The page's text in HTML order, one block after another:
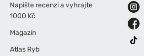
Napište recenzi a vyhrajte
1000 Kč
Magazín
Atlas Ryb